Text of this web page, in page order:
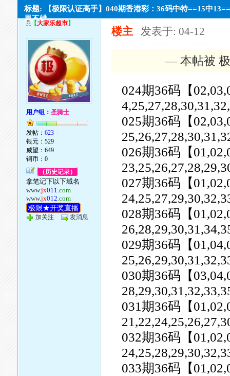
标题: 【极限认证高手】040期香港彩：36码中特==15中
果不错。
【大家乐超市】
用户组：圣骑士
发帖：623
银元：529
威望：649
铜币：0
（历史记录）
拿笔记下以下域名
www.jx011.com
www.jx012.com
极限★开奖直播
加关注 发消息
楼主 发表于: 04-12
— 本帖被
024期36码【
025期36码【
026期36码【
027期36码【
028期36码【
029期36码【
030期36码【
031期36码【
032期36码【
033期36码【